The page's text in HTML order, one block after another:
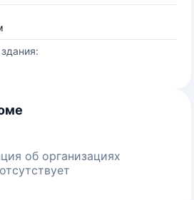
об организациях
отсутствует